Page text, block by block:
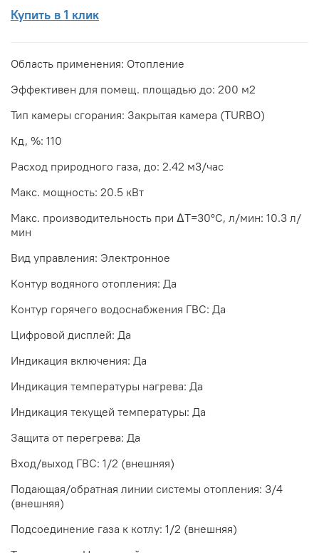
Купить в 1 клик
Область применения: Отопление
Эффективен для помещ. площадью до: 200 м2
Тип камеры сгорания: Закрытая камера (TURBO)
Кд, %: 110
Расход природного газа, до: 2.42 м3/час
Макс. мощность: 20.5 кВт
Макс. производительность при ΔТ=30°С, л/мин: 10.3 л/
мин
Вид управления: Электронное
Контур водяного отопления: Да
Контур горячего водоснабжения ГВС: Да
Цифровой дисплей: Да
Индикация включения: Да
Индикация температуры нагрева: Да
Индикация текущей температуры: Да
Защита от перегрева: Да
Вход/выход ГВС: 1/2 (внешняя)
Подающая/обратная линии системы отопления: 3/4
(внешняя)
Подсоединение газа к котлу: 1/2 (внешняя)